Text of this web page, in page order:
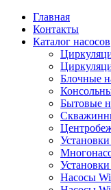
Главная
Контакты
Каталог насосов
Блочные
Бытовые
Насосы